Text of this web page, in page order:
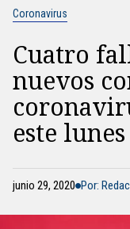
Coronavirus
Cuatro
nuevos
este lunes
junio 29, 2020 Por: